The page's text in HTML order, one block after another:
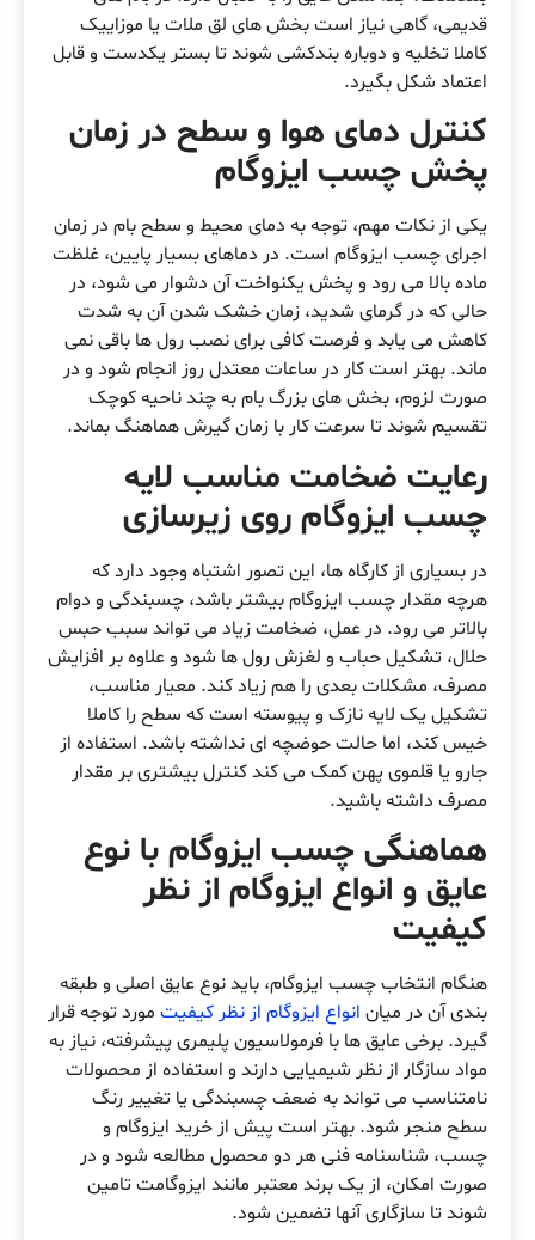
قدیمی، گاهی نیاز است بخش های لق ملات یا موزاییک
کاملا تخلیه و دوباره بندکشی شوند تا بستر یکدست و قابل
اعتماد شکل بگیرد.
کنترل دمای هوا و سطح در زمان
پخش چسب ایزوگام
یکی از نکات مهم، توجه به دمای محیط و سطح بام در زمان
اجرای چسب ایزوگام است. در دماهای بسیار پایین، غلظت
ماده بالا می رود و پخش یکنواخت آن دشوار می شود، در
حالی که در گرمای شدید، زمان خشک شدن آن به شدت
کاهش می یابد و فرصت کافی برای نصب رول ها باقی نمی
ماند. بهتر است کار در ساعات معتدل روز انجام شود و در
صورت لزوم، بخش های بزرگ بام به چند ناحیه کوچک
تقسیم شوند تا سرعت کار با زمان گیرش هماهنگ بماند.
رعایت ضخامت مناسب لایه
چسب ایزوگام روی زیرسازی
در بسیاری از کارگاه ها، این تصور اشتباه وجود دارد که
هرچه مقدار چسب ایزوگام بیشتر باشد، چسبندگی و دوام
بالاتر می رود. در عمل، ضخامت زیاد می تواند سبب حبس
حلال، تشکیل حباب و لغزش رول ها شود و علاوه بر افزایش
مصرف، مشکلات بعدی را هم زیاد کند. معیار مناسب،
تشکیل یک لایه نازک و پیوسته است که سطح را کاملا
خیس کند، اما حالت حوضچه ای نداشته باشد. استفاده از
جارو یا قلموی پهن کمک می کند کنترل بیشتری بر مقدار
مصرف داشته باشید.
هماهنگی چسب ایزوگام با نوع
عایق و انواع ایزوگام از نظر
کیفیت
هنگام انتخاب چسب ایزوگام، باید نوع عایق اصلی و طبقه
بندی آن در میان انواع ایزوگام از نظر کیفیت مورد توجه قرار
گیرد. برخی عایق ها با فرمولاسیون پلیمری پیشرفته، نیاز به
مواد سازگار از نظر شیمیایی دارند و استفاده از محصولات
نامتناسب می تواند به ضعف چسبندگی یا تغییر رنگ
سطح منجر شود. بهتر است پیش از خرید ایزوگام و
چسب، شناسنامه فنی هر دو محصول مطالعه شود و در
صورت امکان، از یک برند معتبر مانند ایزوگامت تامین
شوند تا سازگاری آنها تضمین شود.